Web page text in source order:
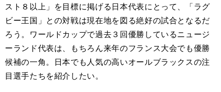
スト８以上」を目標に掲げる日本代表にとって、「ラグ
ビー王国」との対戦は現在地を図る絶好の試合となるだ
ろう。ワールドカップで過去３回優勝しているニュージ
ーランド代表は、もちろん来年のフランス大会でも優勝
候補の一角。日本でも人気の高いオールブラックスの注
目選手たちを紹介したい。